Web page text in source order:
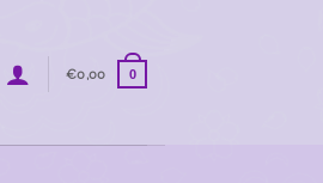
€0,00 0